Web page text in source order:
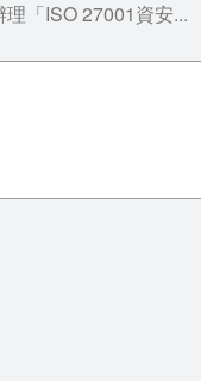
「ISO 27001資安...